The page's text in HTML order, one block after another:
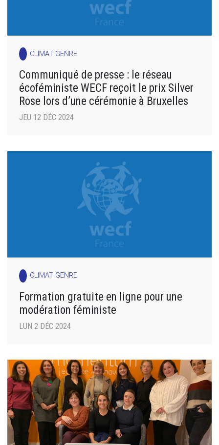
CLIMAT GENRE
Communiqué de presse : le réseau
écoféministe WECF reçoit le prix Silver
Rose lors d’une cérémonie à Bruxelles
JEU 12 DÉC 2024
CLIMAT GENRE
Formation gratuite en ligne pour une
modération féministe
LUN 2 DÉC 2024